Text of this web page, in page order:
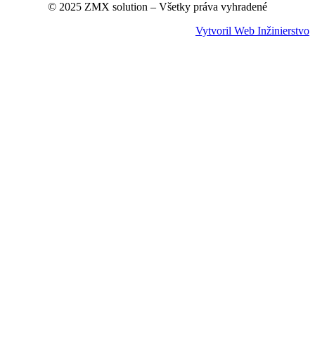
© 2025 ZMX solution – Všetky práva vyhradené
Vytvoril Web Inžinierstvo